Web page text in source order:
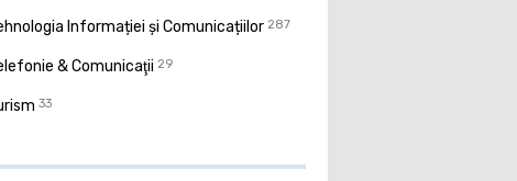
Informației și Comunicațiilor 287
& Comunicaţii 29
33